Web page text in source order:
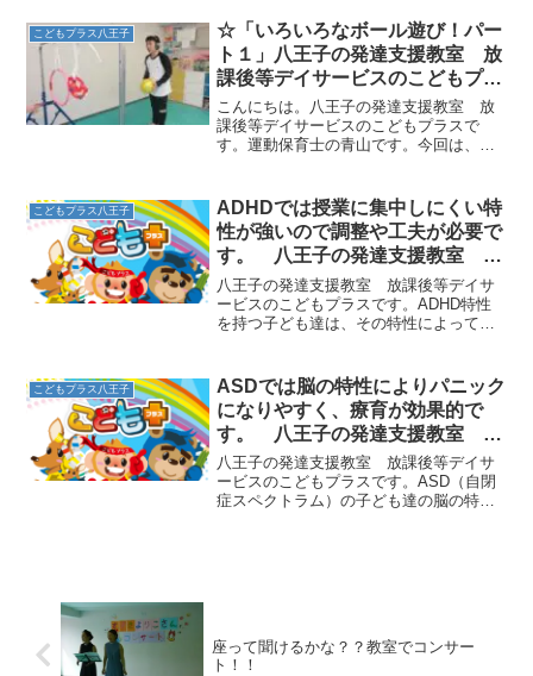
大きくグーとパーをします。②グーの場
合、手（腕）を胸につけて足...
こどもプラス八王子
☆「いろいろなボール遊び！パー
ト１」八王子の発達支援教室 放
課後等デイサービスのこどもプラ
ス
こんにちは。八王子の発達支援教室 放
課後等デイサービスのこどもプラスで
す。運動保育士の青山です。今回は、ボ
プの位置から、狙いを定めて、タンバリ
ンに当てたり、フープの大き...
こどもプラス八王子
ADHDでは授業に集中しにくい特
性が強いので調整や工夫が必要で
す。 八王子の発達支援教室 こ
どもプラスの放課後等デイサービ
ス
八王子の発達支援教室 放課後等デイサ
ービスのこどもプラスです。ADHD特性
を持つ子ども達は、その特性によって学
ボーっとしているなどの様子が多く見ら
れます。 自分でいくら...
こどもプラス八王子
ASDでは脳の特性によりパニック
になりやすく、療育が効果的で
す。 八王子の発達支援教室 こ
どもプラスの放課後等デイサービ
ス
八王子の発達支援教室 放課後等デイサ
ービスのこどもプラスです。ASD（自閉
症スペクトラム）の子ども達の脳の特性
座って聞けるかな？？教室でコンサー
ト！！